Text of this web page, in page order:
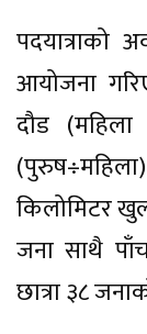
पदयात्राको
आयोजना
दौड
किलोमिटर
जना साथै
छात्रा ३८